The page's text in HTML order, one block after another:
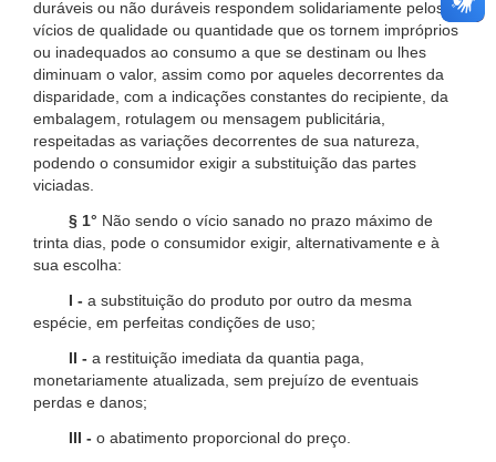
duráveis ou não duráveis respondem solidariamente pelos
vícios de qualidade ou quantidade que os tornem impróprios
ou inadequados ao consumo a que se destinam ou lhes
diminuam o valor, assim como por aqueles decorrentes da
disparidade, com a indicações constantes do recipiente, da
embalagem, rotulagem ou mensagem publicitária,
respeitadas as variações decorrentes de sua natureza,
podendo o consumidor exigir a substituição das partes
viciadas.
§ 1° Não sendo o vício sanado no prazo máximo de
trinta dias, pode o consumidor exigir, alternativamente e à
sua escolha:
I - a substituição do produto por outro da mesma
espécie, em perfeitas condições de uso;
II - a restituição imediata da quantia paga,
monetariamente atualizada, sem prejuízo de eventuais
perdas e danos;
III - o abatimento proporcional do preço.